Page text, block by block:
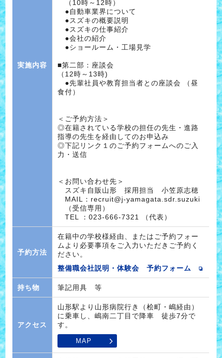
実施内容
（10時～12時）
●自動車業界について
●スズキの概要説明
●スズキの仕事紹介
●会社の紹介
●ショールーム・工場見学
■第二部：座談会
（12時～13時)
●先輩社員や教育担当者との座談会 （昼
食付）
＜ご予約方法＞
◎在籍されている学校の担任の先生・進路
指導の先生を経由してのお申込み
◎下記リンク１のご予約フォームへのご入
力・送信
＜お問い合わせ先＞
スズキ自販山形 採用担当 小笠原志穂
MAIL：recruit@j-yamagata.sdr.suzuki
（受信専用）
TEL ：023-666-7321 （代表）
予約方法
在籍中の学校様経由、またはご予約フォー
ムより必要事項をご入力いただきご予約く
ださい。
整備職会社説明・体験会 予約フォーム
持ち物 筆記用具 等
アクセス
山形駅より山形病院行き（桧町・嶋経由）
に乗車し、嶋南二丁目で降車 徒歩7分で
す。
MAP